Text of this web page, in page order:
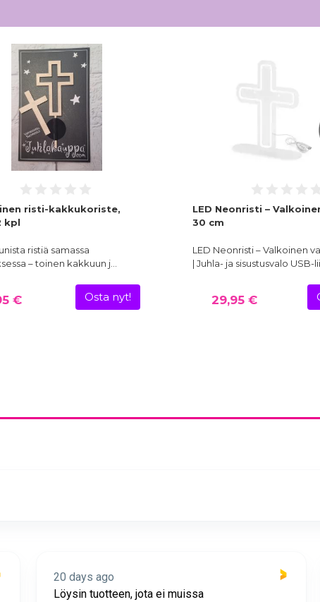
risti-kakkukoriste,
kpl
ristiä samassa
– toinen kakkuun j…
€ Osta nyt!
LED Neonristi –
30 cm
LED Neonristi – Valkoinen
| Juhla- ja sisustusvalo USB-
29,95 €
20 days ago
Löysin tuotteen, jota ei muissa